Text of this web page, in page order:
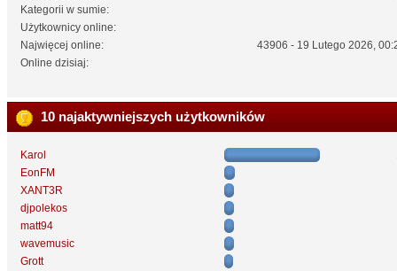
Kategorii w sumie:
Użytkownicy online:
Najwięcej online:
43906 - 19 Lutego 2026,
Online dzisiaj:
10 najaktywniejszych użytkowników
Karol
EonFM
XANT3R
djpolekos
matt94
wavemusic
Grott